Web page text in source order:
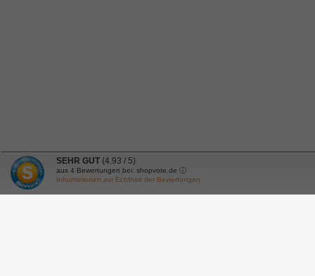
SEHR GUT (4.93 / 5)
aus 4 Bewertungen bei: shopvote.de ⓘ
Informationen zur Echtheit der Bewertungen